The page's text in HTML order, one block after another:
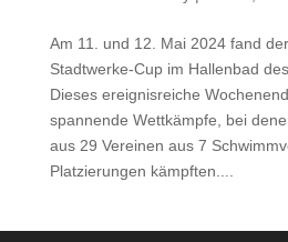
Am 11. und 12. Mai 2024 fand
Stadtwerke-Cup im Hallenbad
Dieses ereignisreiche
spannende Wettkämpfe, bei
aus 29 Vereinen aus 7
Platzierungen kämpften....